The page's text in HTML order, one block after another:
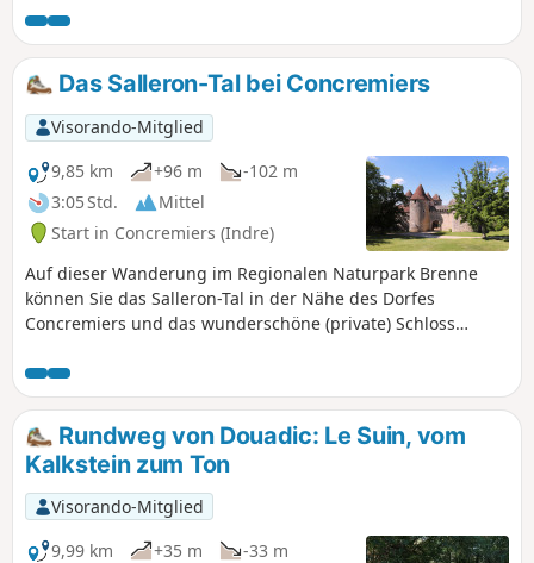
Das Salleron-Tal bei Concremiers
Visorando-Mitglied
9,85 km
+96 m
-102 m
3:05 Std.
Mittel
Start in Concremiers (Indre)
Auf dieser Wanderung im Regionalen Naturpark Brenne
können Sie das Salleron-Tal in der Nähe des Dorfes
Concremiers und das wunderschöne (private) Schloss
idyllische Landschaften entdecken.(Diese Wanderung wird
bei starkem Regen aufgrund einer Furt nicht empfohlen:
Folgen Sie in diesem Fall der im Abschnitt „Praktische
Informationen“ vorgeschlagenen Route.)
Rundweg von Douadic: Le Suin, vom
Kalkstein zum Ton
Visorando-Mitglied
9,99 km
+35 m
-33 m